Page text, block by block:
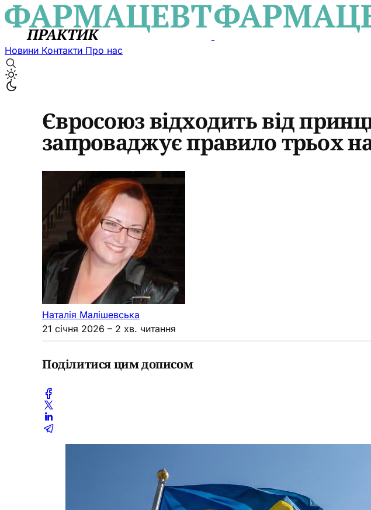
Новини Контакти Про нас
Євросоюз відходить від
запроваджує правило трьох
Наталія Малішевська
21 січня 2026 – 2 хв. читання
Поділитися цим дописом